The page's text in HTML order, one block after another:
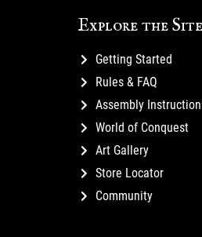
Explore the Site
Getting Started
Rules & FAQ
Assembly
World of Conquest
Art Gallery
Store Locator
Community